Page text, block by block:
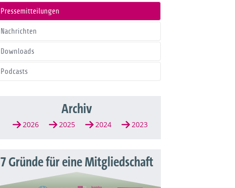
Pressemitteilungen
Nachrichten
Downloads
Podcasts
Archiv
2026 2025 2024 2023
7 Gründe für eine Mitgliedschaft